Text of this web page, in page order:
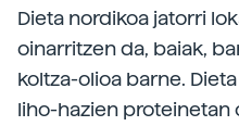
Dieta nordikoa jatorri
oinarritzen da, baiak,
koltza-olioa barne.
liho-hazien proteinetan